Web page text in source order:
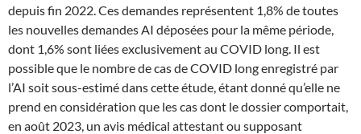
depuis fin 2022. Ces demandes représentent 1,8% de toutes
les nouvelles demandes AI déposées pour la même période,
dont 1,6% sont liées exclusivement au COVID long. Il est
possible que le nombre de cas de COVID long enregistré par
l’AI soit sous-estimé dans cette étude, étant donné qu’elle ne
prend en considération que les cas dont le dossier comportait,
en août 2023, un avis médical attestant ou supposant